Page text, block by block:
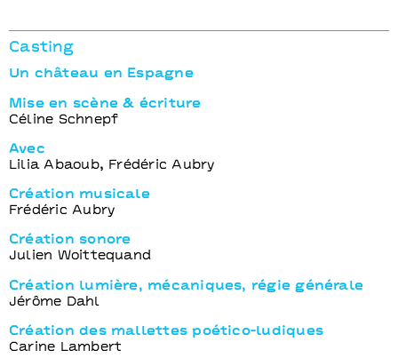
Casting
Un château en Espagne
Mise en scène & écriture
Céline Schnepf
Avec
Lilia Abaoub, Frédéric Aubry
Création musicale
Frédéric Aubry
Création sonore
Julien Woittequand
Création lumière, mécaniques, régie générale
Jérôme Dahl
Création des mallettes poético-ludiques
Carine Lambert